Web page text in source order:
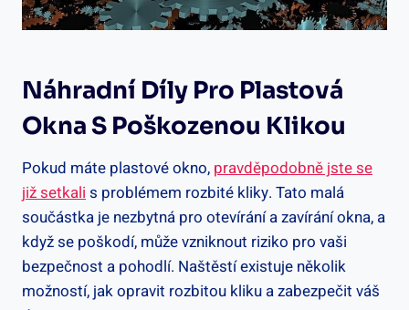
Náhradní Díly Pro Plastová
Okna S ‍poškozenou Klikou
Pokud máte plastové okno, pravděpodobně⁣ jste se
již setkali s problémem rozbité kliky. Tato malá
součástka je nezbytná pro‍ otevírání ​a zavírání okna, a
když ‌se poškodí, může vzniknout riziko pro vaši
bezpečnost‌ a pohodlí. Naštěstí existuje několik
možností, jak opravit rozbitou kliku a zabezpečit váš